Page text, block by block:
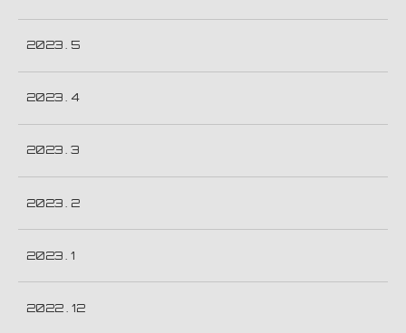
2023 . 5
2023 . 4
2023 . 3
2023 . 2
2023 . 1
2022 . 12